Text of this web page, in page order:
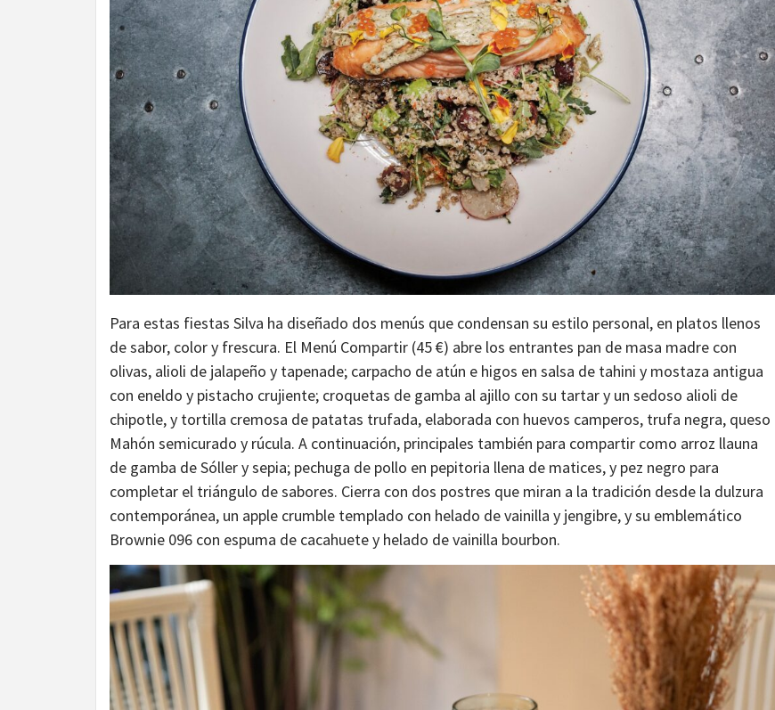
Para estas fiestas Silva ha diseñado dos menús que condensan su estilo personal, en platos llenos
de sabor, color y frescura. El Menú Compartir (45 €) abre los entrantes pan de masa madre con
olivas, alioli de jalapeño y tapenade; carpacho de atún e higos en salsa de tahini y mostaza antigua
con eneldo y pistacho crujiente; croquetas de gamba al ajillo con su tartar y un sedoso alioli de
chipotle, y tortilla cremosa de patatas trufada, elaborada con huevos camperos, trufa negra, queso
Mahón semicurado y rúcula. A continuación, principales también para compartir como arroz llauna
de gamba de Sóller y sepia; pechuga de pollo en pepitoria llena de matices, y pez negro para
completar el triángulo de sabores. Cierra con dos postres que miran a la tradición desde la dulzura
contemporánea, un apple crumble templado con helado de vainilla y jengibre, y su emblemático
Brownie 096 con espuma de cacahuete y helado de vainilla bourbon.